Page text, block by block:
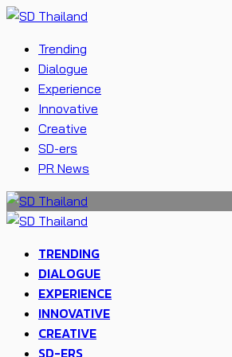
Trending
Dialogue
Experience
Innovative
Creative
SD-ers
PR News
TRENDING
DIALOGUE
EXPERIENCE
INNOVATIVE
CREATIVE
SD-ERS